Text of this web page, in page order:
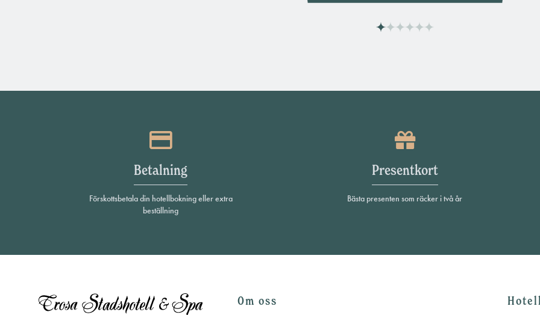
Betalning
Förskottsbetala din hotellbokning eller extra
beställning
Presentkort
Bästa presenten som räcker i två år
Om oss